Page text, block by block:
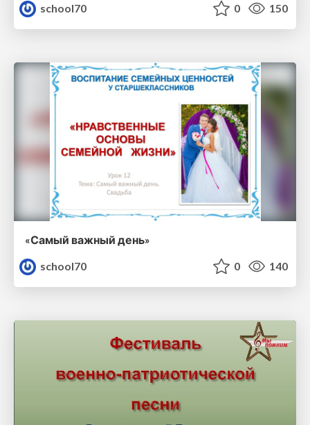
school70
0 150
«Самый важный день»
school70
0 140